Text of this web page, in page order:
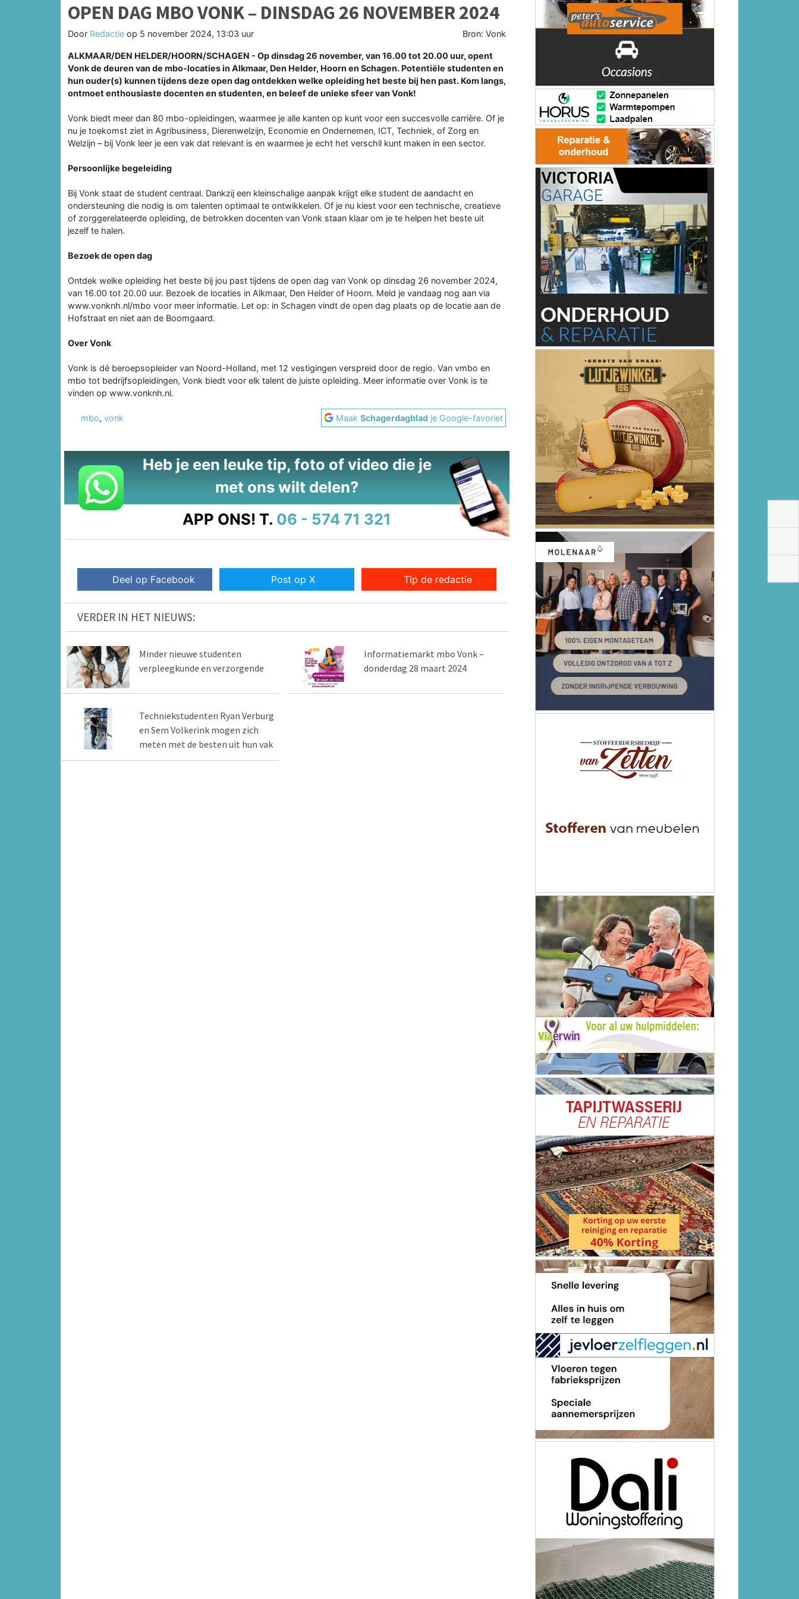
OPEN DAG MBO VONK – DINSDAG 26 NOVEMBER 2024
Door Redactie op 5 november 2024, 13:03 uur Bron: Vonk
ALKMAAR/DEN HELDER/HOORN/SCHAGEN - Op dinsdag 26 november, van 16.00 tot 20.00 uur, opent
Vonk de deuren van de mbo-locaties in Alkmaar, Den Helder, Hoorn en Schagen. Potentiële studenten en
hun ouder(s) kunnen tijdens deze open dag ontdekken welke opleiding het beste bij hen past. Kom langs,
ontmoet enthousiaste docenten en studenten, en beleef de unieke sfeer van Vonk!
Vonk biedt meer dan 80 mbo-opleidingen, waarmee je alle kanten op kunt voor een succesvolle carrière. Of je
nu je toekomst ziet in Agribusiness, Dierenwelzijn, Economie en Ondernemen, ICT, Techniek, of Zorg en
Welzijn – bij Vonk leer je een vak dat relevant is en waarmee je echt het verschil kunt maken in een sector.
Persoonlijke begeleiding
Bij Vonk staat de student centraal. Dankzij een kleinschalige aanpak krijgt elke student de aandacht en
ondersteuning die nodig is om talenten optimaal te ontwikkelen. Of je nu kiest voor een technische, creatieve
of zorggerelateerde opleiding, de betrokken docenten van Vonk staan klaar om je te helpen het beste uit
jezelf te halen.
Bezoek de open dag
Ontdek welke opleiding het beste bij jou past tijdens de open dag van Vonk op dinsdag 26 november 2024,
van 16.00 tot 20.00 uur. Bezoek de locaties in Alkmaar, Den Helder of Hoorn. Meld je vandaag nog aan via
www.vonknh.nl/mbo voor meer informatie. Let op: in Schagen vindt de open dag plaats op de locatie aan de
Hofstraat en niet aan de Boomgaard.
Over Vonk
Vonk is dé beroepsopleider van Noord-Holland, met 12 vestigingen verspreid door de regio. Van vmbo en
mbo tot bedrijfsopleidingen, Vonk biedt voor elk talent de juiste opleiding. Meer informatie over Vonk is te
vinden op www.vonknh.nl.
mbo, vonk MaakSchagerdagblad je Google-favoriet
Heb je een leuke tip, foto of video die je
met ons wilt delen?
APP ONS! T. 06 - 574 71 321
Deel op Facebook Post op X Tip de redactie
VERDER IN HET NIEUWS:
Minder nieuwe studenten
verpleegkunde en verzorgende
Informatiemarkt mbo Vonk –
donderdag 28 maart 2024
Techniekstudenten Ryan Verburg
en Sem Volkerink mogen zich
meten met de besten uit hun vak